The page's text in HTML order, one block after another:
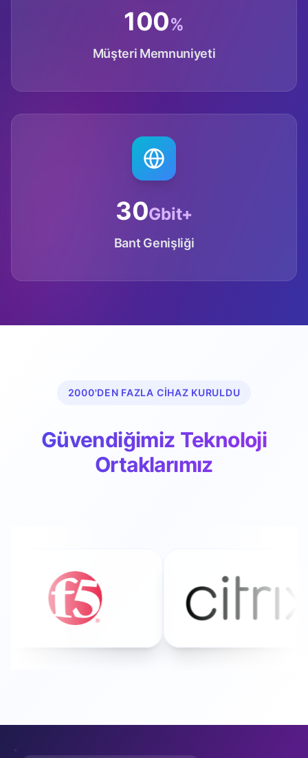
100%
Müşteri Memnuniyeti
30Gbit+
Bant Genişliği
2000'DEN FAZLA CIHAZ KURULDU
Güvendiğimiz Teknoloji
Ortaklarımız